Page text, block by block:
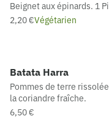
Beignet aux épinards. 1
2,20 €Végétarien
Batata Harra
Pommes de terre
la coriandre fraîche.
6,50 €